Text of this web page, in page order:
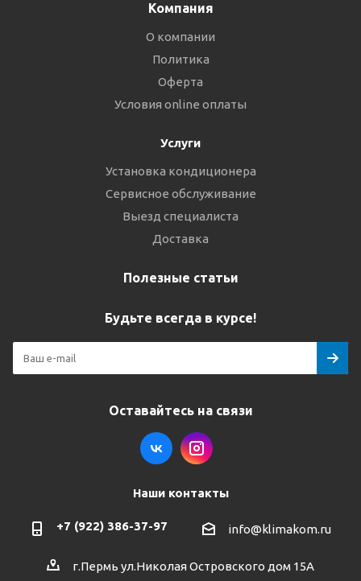
Компания
О компании
Политика
Оферта
Условия online оплаты
Услуги
Установка кондиционера
Сервисное обслуживание
Выезд специалиста
Доставка
Полезные статьи
Будьте всегда в курсе!
Оставайтесь на связи
Наши контакты
+7 (922) 386-37-97 info@klimakom.ru
г.Пермь ул.Николая Островского дом 15А